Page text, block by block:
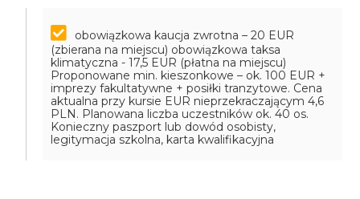
obowiązkowa kaucja zwrotna – 20 EUR
(zbierana na miejscu) obowiązkowa taksa
klimatyczna - 17,5 EUR (płatna na miejscu)
Proponowane min. kieszonkowe – ok. 100 EUR +
imprezy fakultatywne + posiłki tranzytowe. Cena
aktualna przy kursie EUR nieprzekraczającym 4,6
PLN. Planowana liczba uczestników ok. 40 os.
Konieczny paszport lub dowód osobisty,
legitymacja szkolna, karta kwalifikacyjna